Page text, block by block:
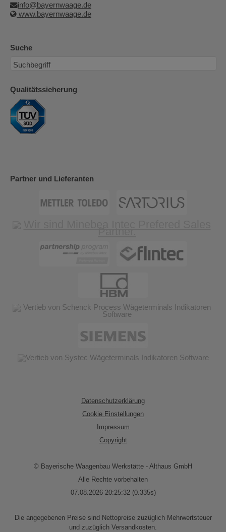
info@bayernwaage.de
www.bayernwaage.de
Suche
Qualitätssicherung
Partner und Lieferanten
Datenschutzerklärung
Cookie Einstellungen
Impressum
Copyright
© Bayerische Waagenbau Werkstätte - Althaus GmbH
Alle Rechte vorbehalten
07.08.2026 20:25:32 (0.335s)
Die angegebenen Preise sind Nettopreise zuzüglich Mehrwertsteuer
und zuzüglich Versandkosten.